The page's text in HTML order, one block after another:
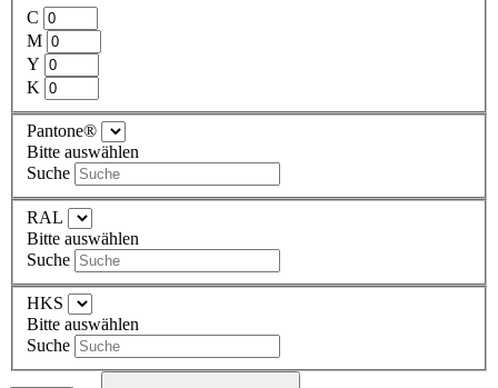
C
M
Y
K
Pantone®
Bitte auswählen
Suche
RAL
Bitte auswählen
Suche
HKS
Bitte auswählen
Suche